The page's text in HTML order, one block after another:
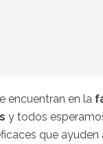
encuentran en la
y todos
que ayuden